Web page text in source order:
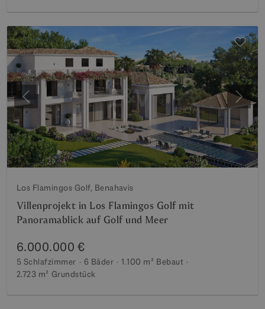
Vorherige
Los Flamingos Golf, Benahavis
Villenprojekt in Los Flamingos Golf mit
Panoramablick auf Golf und Meer
6.000.000 €
5 Schlafzimmer 6 Bäder 1.100 m² Bebaut
2.723 m² Grundstück